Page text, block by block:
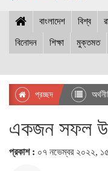
বাংলাদেশ বিশ্ব
বিনোদন শিক্ষা মুক্তমত
প্রচ্ছদ
একজন সফল
প্রকাশ : ০৭ নভেম্বর ২০২২,